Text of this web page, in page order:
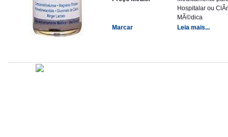
Hospitalar ou
MÃ©dica
Marcar
Leia mais...